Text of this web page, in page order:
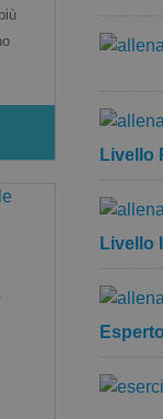
Livello
Livello
Esperto